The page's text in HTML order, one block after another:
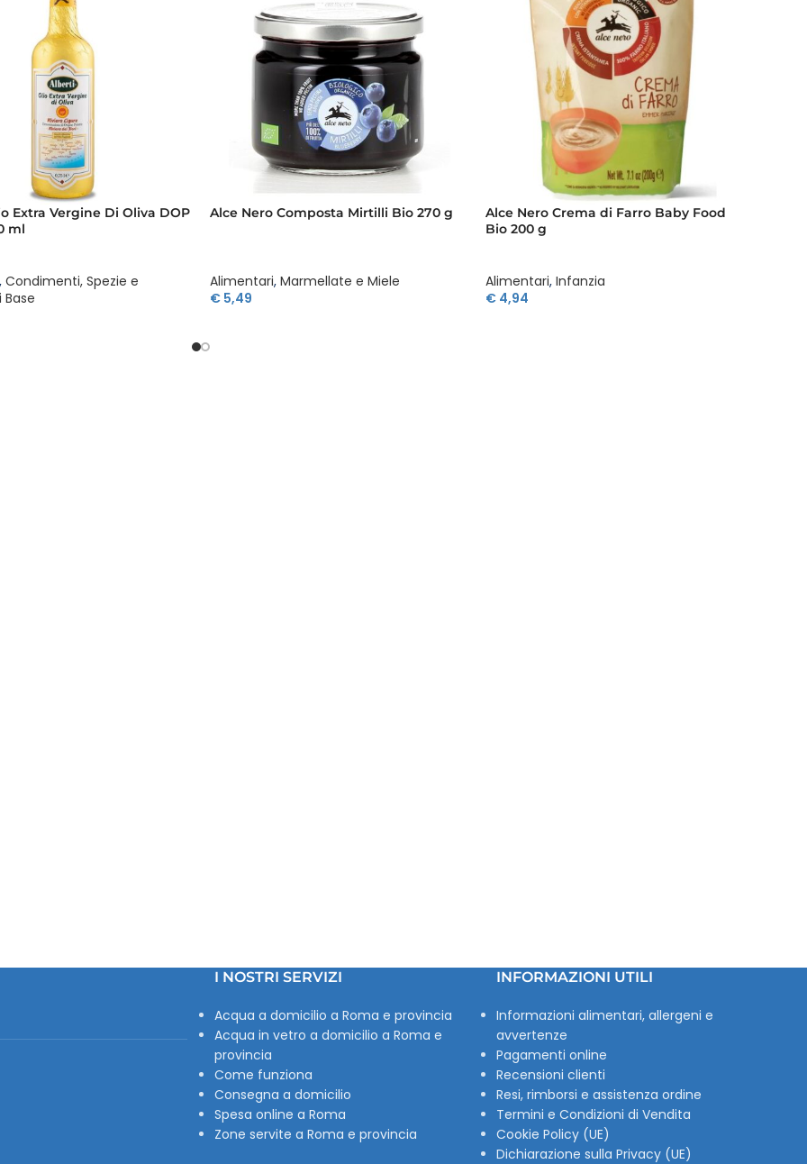
Extra Vergine Di Oliva DOP
ml
, Condimenti, Spezie e
Alce Nero Composta Mirtilli Bio 270 g
Alimentari, Marmellate e Miele
€ 5,49
Alce Nero Crema di Farro Baby Food
Bio 200 g
Alimentari, Infanzia
€4,94
I NOSTRI SERVIZI
Acqua a domicilio a Roma e provincia
Acqua in vetro a domicilio a Roma e
provincia
Come funziona
Consegna a domicilio
Spesa online a Roma
Zone servite a Roma e provincia
INFORMAZIONI UTILI
Informazioni alimentari, allergeni e
avvertenze
Pagamenti online
Recensioni clienti
Resi, rimborsi e assistenza ordine
Termini e Condizioni di Vendita
Cookie Policy (UE)
Dichiarazione sulla Privacy (UE)